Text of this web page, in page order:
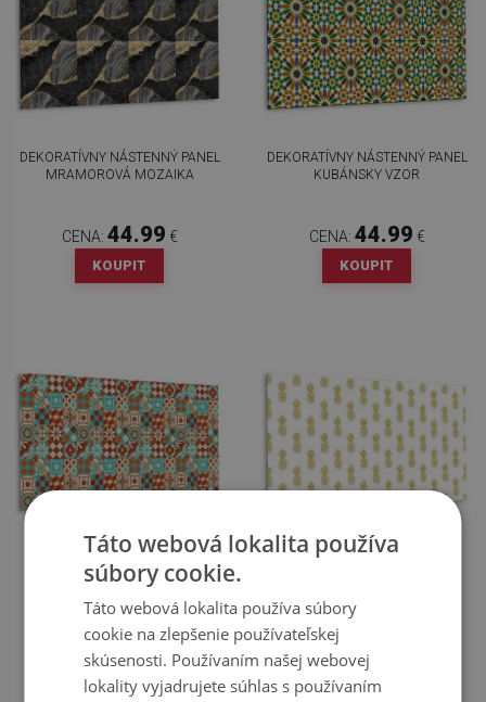
DEKORATÍVNY NÁSTENNÝ PANEL
MRAMOROVÁ MOZAIKA
CENA: 44.99 €
KOUPIT
DEKORATÍVNY NÁSTENNÝ PANEL
KUBÁNSKY VZOR
CENA: 44.99 €
KOUPIT
MOZAIKA
CENA:44.99€
KOUPIT
STENOVÝ PANEL ANANÁS
CENA:
KOUPIT
Táto webová lokalita používa
súbory cookie.
Táto webová lokalita používa súbory
cookie na zlepšenie používateľskej
skúsenosti. Používaním našej webovej
lokality vyjadrujete súhlas s používaním